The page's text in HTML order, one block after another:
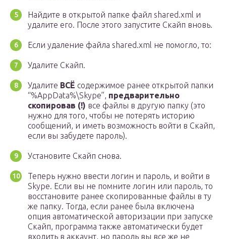
Найдите в открытой папке файл shared.xml и
удалите его. После этого запустите Скайп вновь.
Если удаление файла shared.xml не помогло, то:
Удалите Скайп.
Удалите ВСЁ содержимое ранее открытой папки
“%AppData%\Skype”, предварительно
скопировав (!) все файлы в другую папку (это
нужно для того, чтобы не потерять историю
сообщений, и иметь возможность войти в Скайп,
если вы забудете пароль).
Установите Скайп снова.
Теперь нужно ввести логин и пароль, и войти в
Skype. Если вы не помните логин или пароль, то
восстановите ранее скопированные файлы в ту
же папку. Тогда, если ранее была включена
опция автоматической авторизации при запуске
Скайп, программа также автоматически будет
входить в аккаунт, но пароль вы все же не